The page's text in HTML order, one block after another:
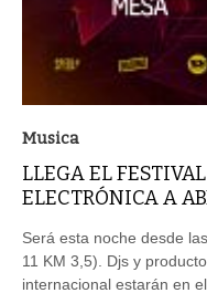
Musica
LLEGA EL
ELECTRÓNICA A
Será esta noche desde
11 KM 3,5). Djs y
internacional estarán en